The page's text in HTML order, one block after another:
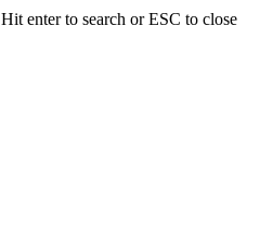
Hit enter to search or ESC to close